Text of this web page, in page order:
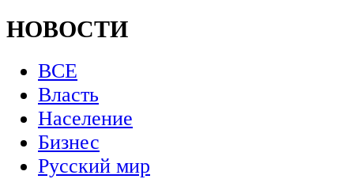
НОВОСТИ
ВСЕ
Власть
Население
Бизнес
Русский мир